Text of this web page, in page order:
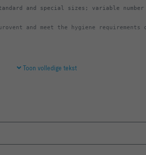
and special sizes; variable
and meet the hygiene requirements
Toon volledige tekst